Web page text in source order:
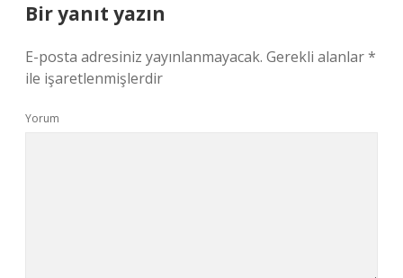
Bir yanıt yazın
E-posta adresiniz yayınlanmayacak. Gerekli alanlar*
ile işaretlenmişlerdir
Yorum